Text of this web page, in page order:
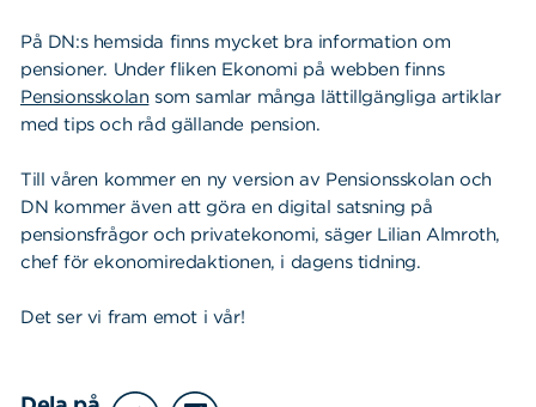
På DN:s hemsida finns mycket bra information om
pensioner. Under fliken Ekonomi på webben finns
Pensionsskolan som samlar många lättillgängliga artiklar
med tips och råd gällande pension.
Till våren kommer en ny version av Pensionsskolan och
DN kommer även att göra en digital satsning på
pensionsfrågor och privatekonomi, säger Lilian Almroth,
chef för ekonomiredaktionen, i dagens tidning.
Det ser vi fram emot i vår!